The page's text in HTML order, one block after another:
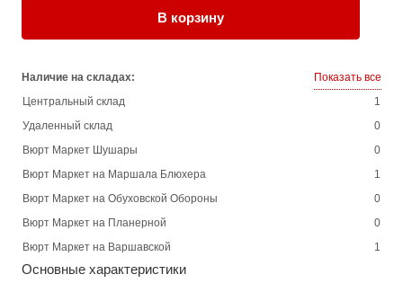
В корзину
Наличие на складах:
Показать все
Центральный склад
1
Удаленный склад
0
Вюрт Маркет Шушары
0
Вюрт Маркет на Маршала Блюхера
1
Вюрт Маркет на Обуховской Обороны
0
Вюрт Маркет на Планерной
0
Вюрт Маркет на Варшавской
1
Основные характеристики